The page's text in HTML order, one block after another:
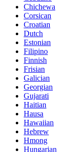
Chichewa
Corsican
Croatian
Dutch
Estonian
Filipino
Finnish
Frisian
Galician
Georgian
Gujarati
Haitian
Hausa
Hawaiian
Hebrew
Hmong
Hungarian